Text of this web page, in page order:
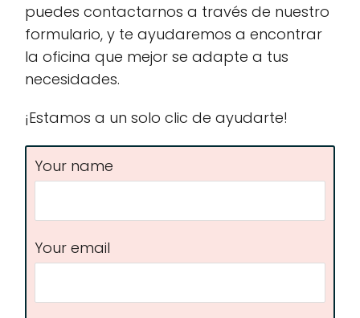
puedes contactarnos a través de nuestro
formulario, y te ayudaremos a encontrar
la oficina que mejor se adapte a tus
necesidades.
¡Estamos a un solo clic de ayudarte!
Your name
Your email